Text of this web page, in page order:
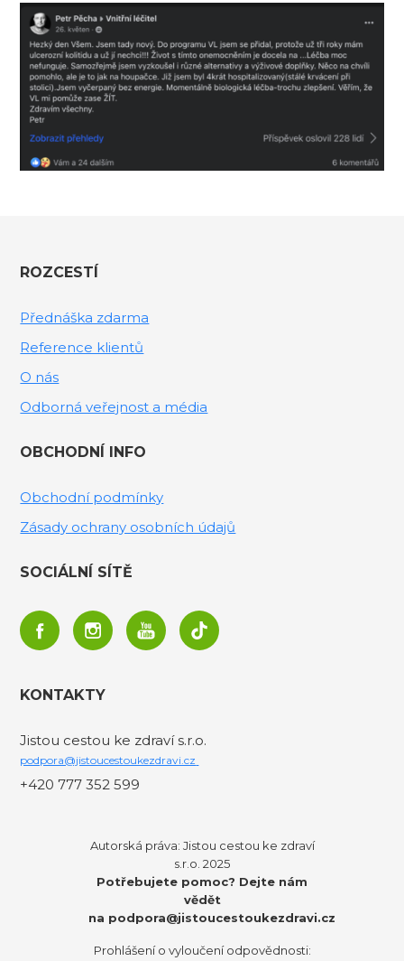
ROZCESTÍ
Přednáška zdarma
Reference klientů
O nás
Odborná veřejnost a média
OBCHODNÍ INFO
Obchodní podmínky
Zásady ochrany osobních údajů
SOCIÁLNÍ SÍTĚ
KONTAKTY
Jistou cestou ke zdraví s.r.o.
podpora@jistoucestoukezdravi.cz
+420 777 352 599
Autorská práva: Jistou cestou ke zdraví
s.r.o. 2025
Potřebujete pomoc? Dejte nám
vědět
na podpora@jistoucestoukezdravi.cz
Prohlášení o vyloučení odpovědnosti: